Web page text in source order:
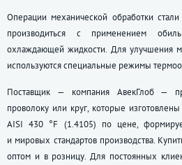
Операции механической обработки
производиться с применением
охлаждающей жидкости. Для улучшения
используются специальные режимы
Поставщик — компания АвекГлоб —
проволоку или круг, которые
AISI 430 °F (1.4105) по цене,
и мировых стандартов производства.
оптом и в розницу. Для постоянных